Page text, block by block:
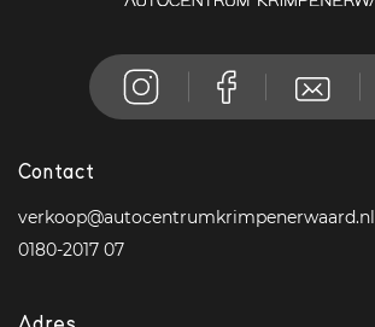
Contact
verkoop@autocentrumkrimpenerwaard.nl
0180-2017 07